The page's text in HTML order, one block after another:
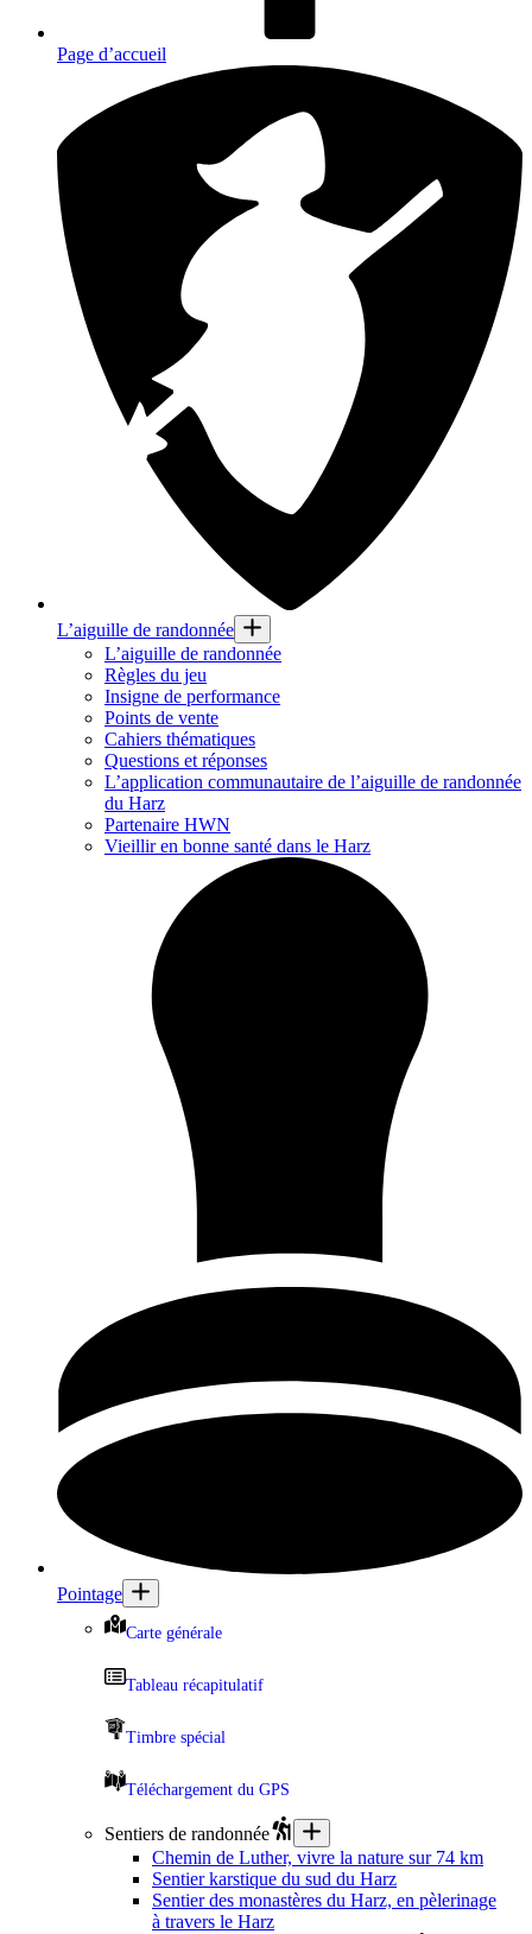
Page d’accueil
L’aiguille de randonnée
L’aiguille de randonnée
Règles du jeu
Insigne de performance
Points de vente
Cahiers thématiques
Questions et réponses
L’application communautaire de l’aiguille de randonnée
du Harz
Partenaire HWN
Vieillir en bonne santé dans le Harz
Pointage
Carte générale
Tableau récapitulatif
Timbre spécial
Téléchargement du GPS
Sentiers de randonnée
Chemin de Luther, vivre la nature sur 74 km
Sentier karstique du sud du Harz
Sentier des monastères du Harz, en pèlerinage
à travers le Harz